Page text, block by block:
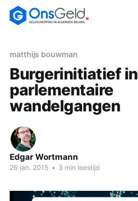
matthijs bouwman
Burgerinitiatief in
parlementaire
wandelgangen
Edgar Wortmann
26 jan. 2015 • 3 min leestijd